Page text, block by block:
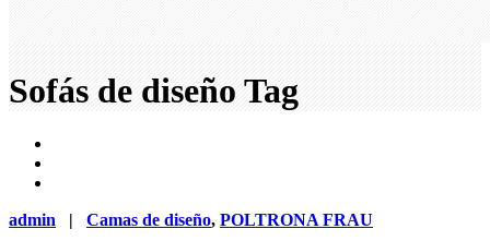
Sofás de diseño Tag
admin | Camas de diseño, POLTRONA FRAU